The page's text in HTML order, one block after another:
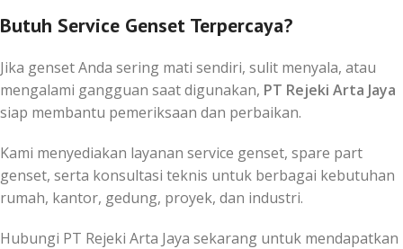
Butuh Service Genset Terpercaya?
Jika genset Anda sering mati sendiri, sulit menyala, atau
mengalami gangguan saat digunakan, PT Rejeki Arta Jaya
siap membantu pemeriksaan dan perbaikan.
Kami menyediakan layanan service genset, spare part
genset, serta konsultasi teknis untuk berbagai kebutuhan
rumah, kantor, gedung, proyek, dan industri.
Hubungi PT Rejeki Arta Jaya sekarang untuk mendapatkan